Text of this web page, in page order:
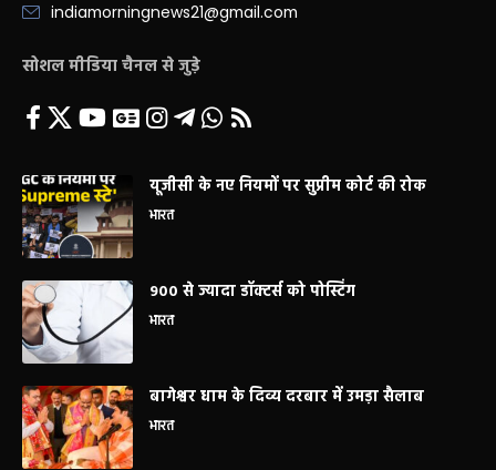
indiamorningnews21@gmail.com
सोशल मीडिया चैनल से जुड़े
यूजीसी के नए नियमों पर सुप्रीम कोर्ट की रोक
भारत
900 से ज्यादा डॉक्टर्स को पोस्टिंग
भारत
बागेश्वर धाम के दिव्य दरबार में उमड़ा सैलाब
भारत